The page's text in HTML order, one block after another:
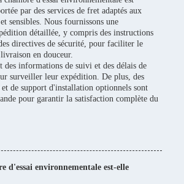
par des services de fret adaptés aux
sensibles. Nous fournissons une
détaillée, y compris des instructions
directives de sécurité, pour faciliter le
en douceur.
des informations de suivi et des délais de
surveiller leur expédition. De plus, des
et de support d'installation optionnels sont
pour garantir la satisfaction complète du
d'essai environnementale est-elle